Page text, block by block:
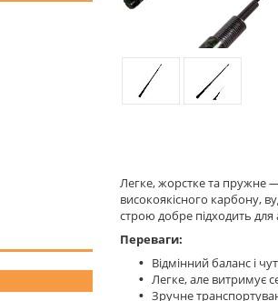
Легке, жорстке та пружне
високоякісного карбону,
строю добре підходить для
Переваги:
Відмінний баланс і
Легке, але витримує
Зручне